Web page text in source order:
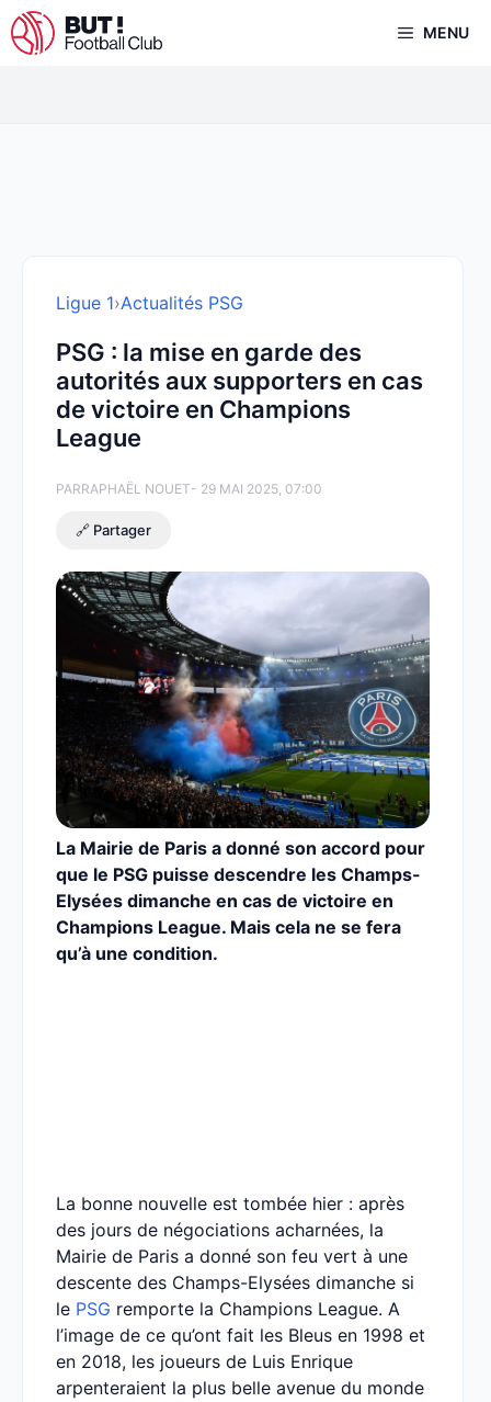
Aller
au
MENU
Ligue 1›Actualités PSG
PSG : la mise en garde des
autorités aux supporters en cas
de victoire en Champions
League
PARRAPHAËL NOUET- 29 MAI 2025, 07:00
🔗 Partager
La Mairie de Paris a donné son accord pour
que le PSG puisse descendre les Champs-
Elysées dimanche en cas de victoire en
Champions League. Mais cela ne se fera
qu’à une condition.
La bonne nouvelle est tombée hier : après
des jours de négociations acharnées, la
Mairie de Paris a donné son feu vert à une
descente des Champs-Elysées dimanche si
le PSG remporte la Champions League. A
l’image de ce qu’ont fait les Bleus en 1998 et
en 2018, les joueurs de Luis Enrique
arpenteraient la plus belle avenue du monde